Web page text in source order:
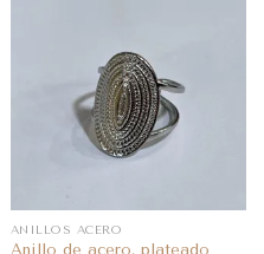
ANILLOS ACERO
Anillo de acero, plateado